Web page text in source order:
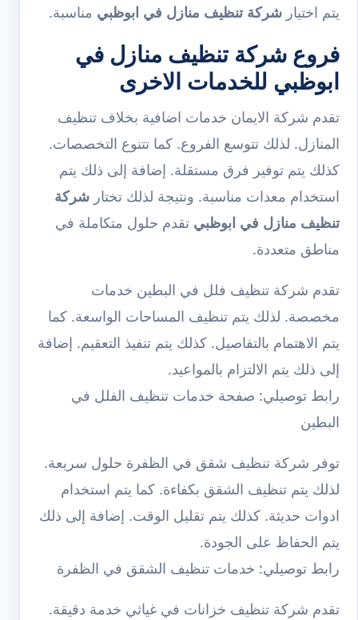
يتم اختيار شركة تنظيف منازل في ابوظبي مناسبة.
فروع شركة تنظيف منازل في
ابوظبي للخدمات الاخرى
تقدم شركة الايمان خدمات اضافية بخلاف تنظيف
المنازل. لذلك تتوسع الفروع. كما تتنوع التخصصات.
كذلك يتم توفير فرق مستقلة. إضافة إلى ذلك يتم
استخدام معدات مناسبة. ونتيجة لذلك تختار شركة
تنظيف منازل في ابوظبي تقدم حلول متكاملة في
مناطق متعددة.
تقدم شركة تنظيف فلل في البطين خدمات
مخصصة. لذلك يتم تنظيف المساحات الواسعة. كما
يتم الاهتمام بالتفاصيل. كذلك يتم تنفيذ التعقيم. إضافة
إلى ذلك يتم الالتزام بالمواعيد.
رابط توصيلي: صفحة خدمات تنظيف الفلل في
البطين
توفر شركة تنظيف شقق في الظفرة حلول سريعة.
لذلك يتم تنظيف الشقق بكفاءة. كما يتم استخدام
ادوات حديثة. كذلك يتم تقليل الوقت. إضافة إلى ذلك
يتم الحفاظ على الجودة.
رابط توصيلي: خدمات تنظيف الشقق في الظفرة
تقدم شركة تنظيف خزانات في غياثي خدمة دقيقة.